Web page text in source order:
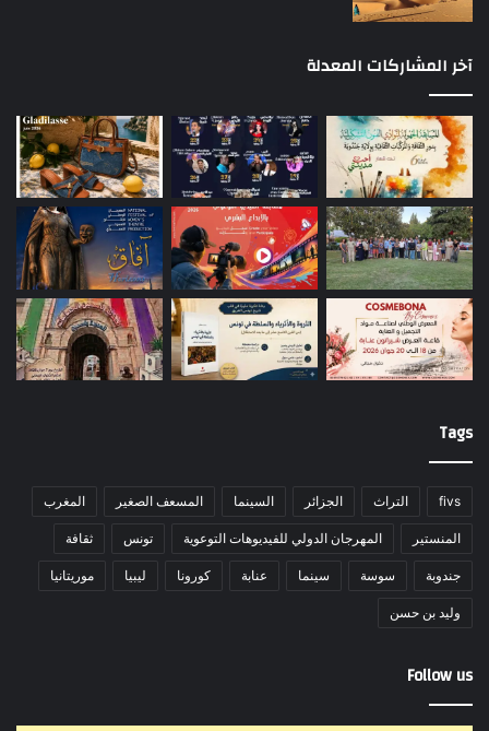
آخر المشاركات المعدلة
Tags
fivs التراث الجزائر السينما المسعف الصغير المغرب
المنستير المهرجان الدولي للفيديوهات التوعوية تونس ثقافة
جندوبة سوسة سينما عنابة كورونا ليبيا موريتانيا
وليد بن حسن
Follow us